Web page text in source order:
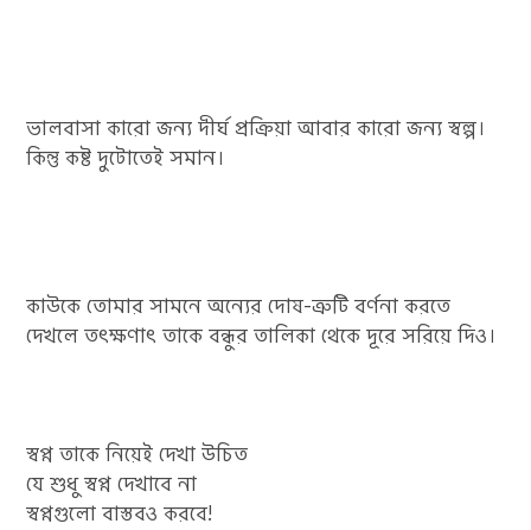
ভালবাসা কারো জন্য দীর্ঘ প্রক্রিয়া আবার কারো জন্য স্বল্প।
কিন্তু কষ্ট দুটোতেই সমান।
কাউকে তোমার সামনে অন্যের দোষ-ত্রুটি বর্ণনা করতে
দেখলে তৎক্ষণাৎ তাকে বন্ধুর তালিকা থেকে দূরে সরিয়ে দিও।
স্বপ্ন তাকে নিয়েই দেখা উচিত
যে শুধু স্বপ্ন দেখাবে না
স্বপ্নগুলো বাস্তবও করবে!